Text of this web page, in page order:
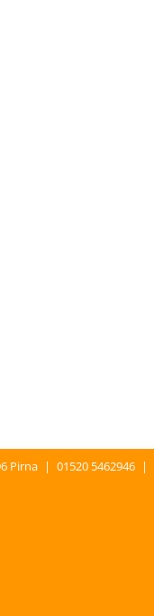
Pirna | 01520 5462946 |